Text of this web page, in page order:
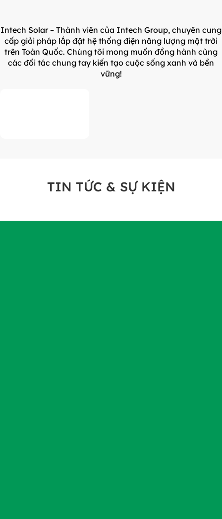
Intech Solar – Thành viên của Intech Group, chuyên cung
cấp giải pháp lắp đặt hệ thống điện năng lượng mặt trời
trên Toàn Quốc. Chúng tôi mong muốn đồng hành cùng
các đối tác chung tay kiến tạo cuộc sống xanh và bền
vững!
TIN TỨC & SỰ KIỆN